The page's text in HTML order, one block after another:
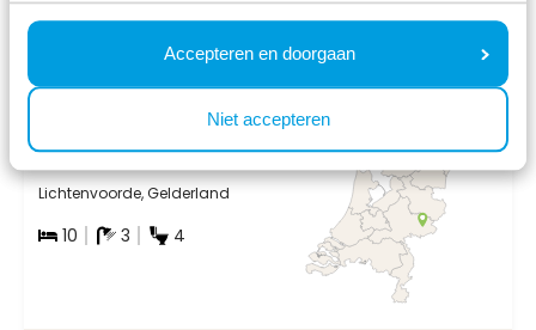
Accepteren en doorgaan
Niet accepteren
8.3
Lichtenvoorde, Gelderland
10 3 4